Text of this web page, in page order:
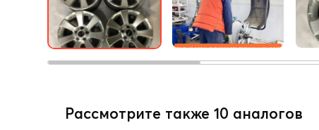
Рассмотрите также 10 аналогов